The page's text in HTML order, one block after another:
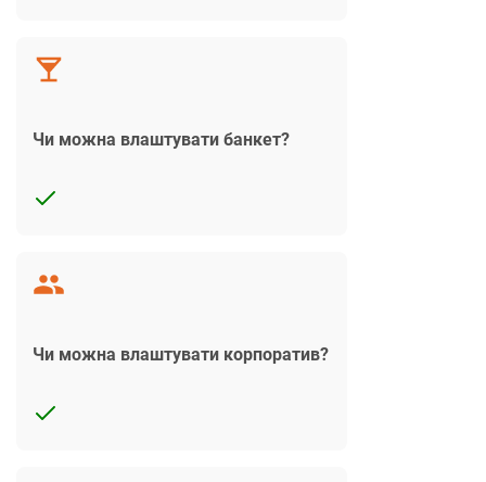
Чи можна влаштувати банкет?
Чи можна влаштувати корпоратив?